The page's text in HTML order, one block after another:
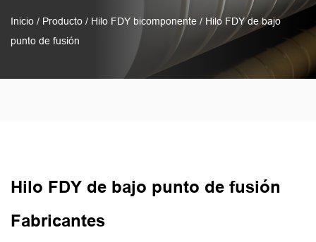
Inicio / Producto / Hilo FDY bicomponente / Hilo FDY de bajo
punto de fusión
Hilo FDY de bajo punto de fusión
Fabricantes